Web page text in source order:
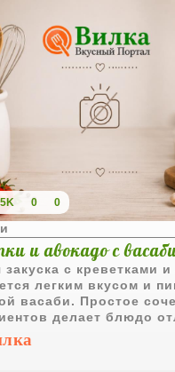
0 0
и авокадо с
с креветками и
легким вкусом и
васаби. Простое
делает блюдо
для праздничного